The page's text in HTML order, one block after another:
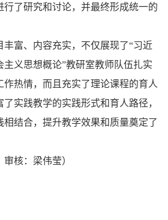
行了研究和讨论，并最终形成统一的
丰富、内容充实，不仅展现了“习近
义思想概论”教研室教师队伍扎实
作热情，而且充实了理论课程的育人
实践教学的实践形式和育人路径，
相结合，提升教学效果和质量奠定了
核：梁伟莹）